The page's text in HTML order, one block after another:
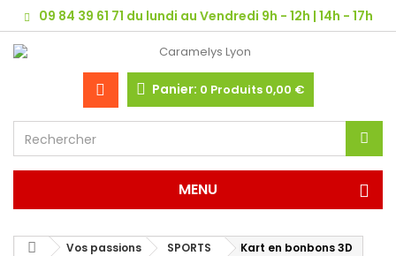
09 84 39 61 71 du lundi au Vendredi 9h - 12h | 14h - 17h
Panier: 0 Produits 0,00 €
MENU
Vos passions SPORTS Kart en bonbons 3D